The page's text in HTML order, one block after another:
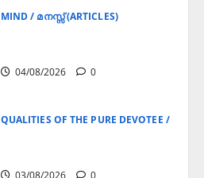
QUALITIES OF THE PURE DEVOTEE /
03/08/2026 0
Announcement / Upcoming Festivals